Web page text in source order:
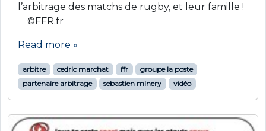
l’arbitrage des matchs de rugby, et leur famille !
©FFR.fr
Read more »
arbitre cedric marchat ffr
groupe la poste
partenaire arbitrage
sebastien minery vidéo